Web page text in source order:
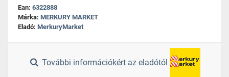
Ean: 6322888
Márka: MERKURY MARKET
Eladó: MerkuryMarket
További információkért az eladótól